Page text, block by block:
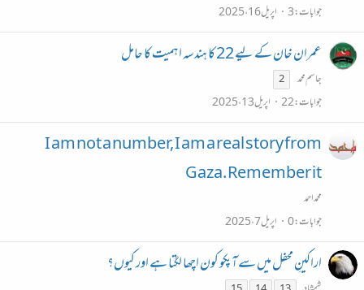
جوابات 3 اپریل 16، 2025
عمران خان کے لیے 22 کا ہندسہ اہمیت کا حامل
جاسم محمد 2
جوابات 22 اپریل 13، 2025
I am not a number, I am a real story from
Gaza. Remember it
محمداحمد
جوابات 0 اپریل 7، 2025
اراکینِ محفل میں سے آپکو کون اچھا لگتا ہے اور کیوں؟